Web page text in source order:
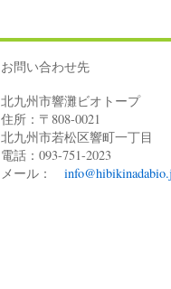
お問い合わせ先
北九州市響灘ビオトープ
住所：〒808-0021
北九州市若松区響町一丁目
電話：093-751-2023
メール：